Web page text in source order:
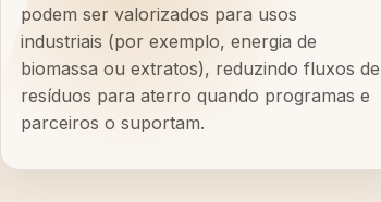
podem ser valorizados para usos
industriais (por exemplo, energia de
biomassa ou extratos), reduzindo fluxos de
resíduos para aterro quando programas e
parceiros o suportam.